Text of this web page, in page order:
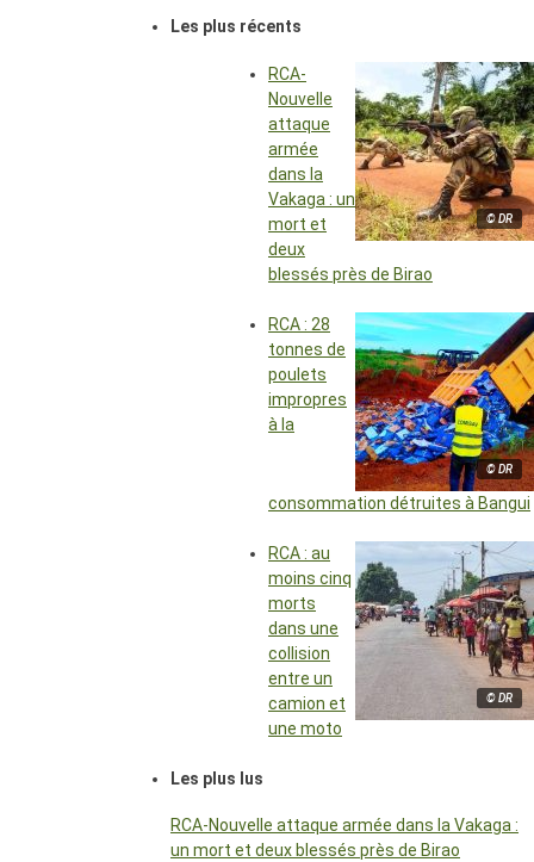
Les plus récents
© DR
RCA-
Nouvelle
attaque
armée
dans la
Vakaga : un
mort et
deux
blessés près de Birao
© DR
RCA : 28
tonnes de
poulets
impropres
à la
consommation détruites à Bangui
© DR
RCA : au
moins cinq
morts
dans une
collision
entre un
camion et
une moto
Les plus lus
RCA-Nouvelle attaque armée dans la Vakaga :
un mort et deux blessés près de Birao